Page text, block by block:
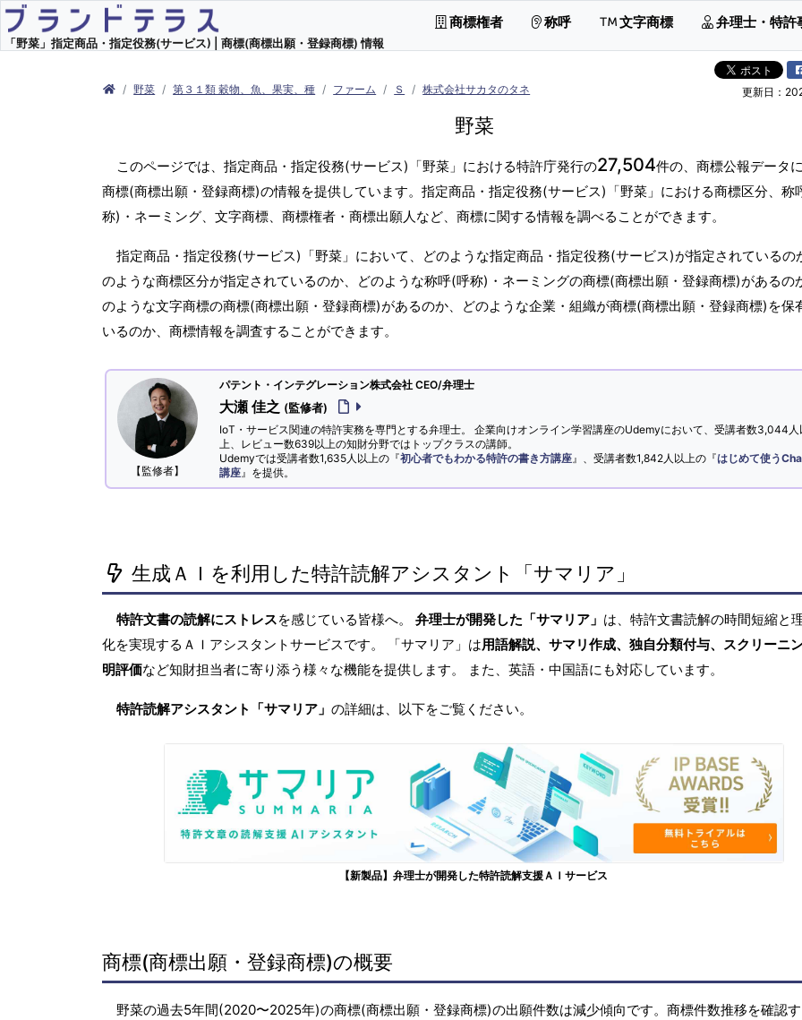
「野菜」指定商品・指定役務(サービス) | 商標(商標出願・登録商標) 情報
商標権者 称呼 文字商標 弁理士・特許
野菜 第３１類 穀物、魚、果実、種 ファーム Ｓ 株式会社サカタのタネ 更新日：
野菜
このページでは、指定商品・指定役務(サービス)「野菜」における特許庁発行の27,504件の、商標公報データ
商標(商標出願・登録商標)の情報を提供しています。指定商品・指定役務(サービス)「野菜」における商標区分、称
称)・ネーミング、文字商標、商標権者・商標出願人など、商標に関する情報を調べることができます。
指定商品・指定役務(サービス)「野菜」において、どのような指定商品・指定役務(サービス)が指定されているの
のような商標区分が指定されているのか、どのような称呼(呼称)・ネーミングの商標(商標出願・登録商標)があるの
のような文字商標の商標(商標出願・登録商標)があるのか、どのような企業・組織が商標(商標出願・登録商標)を保
いるのか、商標情報を調査することができます。
【監修者】
パテント・インテグレーション株式会社 CEO/弁理士
大瀬 佳之 (監修者)
IoT・サービス関連の特許実務を専門とする弁理士。 企業向けオンライン学習講座のUdemyにおいて、受講者数3,044人
上、レビュー数639以上の知財分野ではトップクラスの講師。
Udemyでは受講者数1,635人以上の『初心者でもわかる特許の書き方講座 』、受講者数1,842人以上の『はじめて使う
講座 』を提供。
生成ＡＩを利用した特許読解アシスタント「サマリア」
特許文書の読解にストレスを感じている皆様へ。 弁理士が開発した「サマリア」 は、特許文書読解の時間短縮と
化を実現するＡＩアシスタントサービスです。 「サマリア」は用語解説、サマリ作成、独自分類付与、スクリーニ
明評価など知財担当者に寄り添う様々な機能を提供します。 また、英語・中国語にも対応しています。
特許読解アシスタント「サマリア」 の詳細は、以下をご覧ください。
【新製品】弁理士が開発した特許読解支援ＡＩサービス
商標(商標出願・登録商標)の概要
野菜の過去5年間(2020〜2025年)の商標(商標出願・登録商標)の出願件数は減少傾向です。商標件数推移を確認